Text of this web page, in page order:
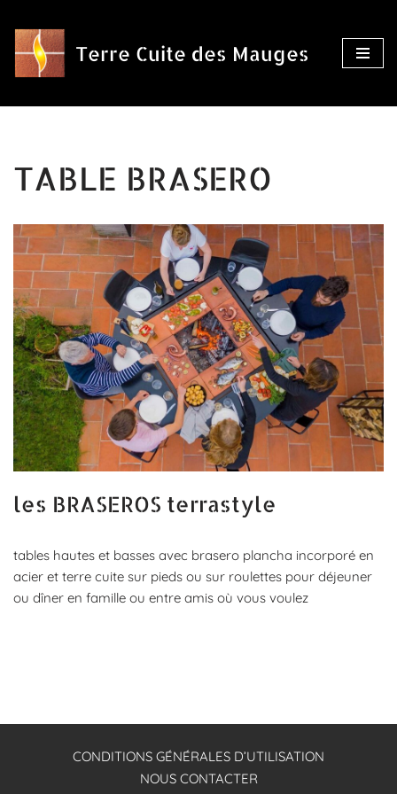
Aller
au
Terre Cuite des Mauges
TABLE BRASERO
les BRASEROS terrastyle
tables hautes et basses avec brasero plancha incorporé en
acier et terre cuite sur pieds ou sur roulettes pour déjeuner
ou dîner en famille ou entre amis où vous voulez
CONDITIONS GÉNÉRALES D’UTILISATION
NOUS CONTACTER